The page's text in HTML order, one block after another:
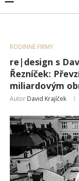
RODINNÉ FIRMY
re|design s
Řezníček:
miliardovým
Autor David Krajíček